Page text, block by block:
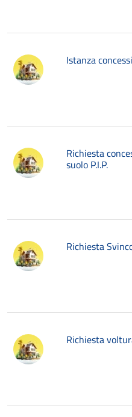
Istanza
Richiesta
suolo P.I.P.
Richiesta
Richiesta